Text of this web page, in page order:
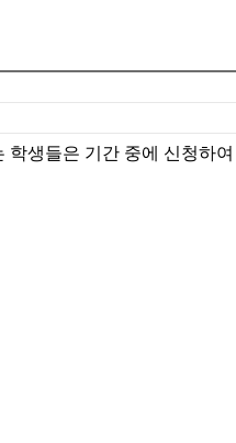
학생들은 기간 중에 신청하